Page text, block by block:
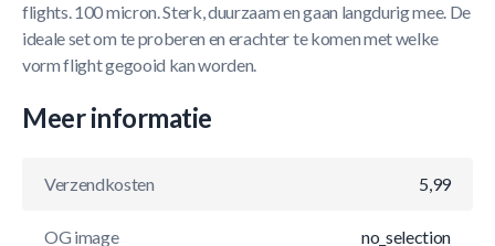
flights. 100 micron. Sterk, duurzaam en gaan langdurig mee. De
ideale set om te proberen en erachter te komen met welke
vorm flight gegooid kan worden.
Meer informatie
Verzendkosten 5,99
OG image no_selection